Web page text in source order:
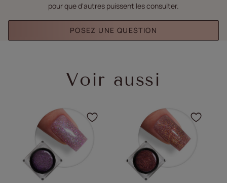
pour que d'autres puissent les consulter.
POSEZ UNE QUESTION
Voir aussi
Cliquez pour ajouter le